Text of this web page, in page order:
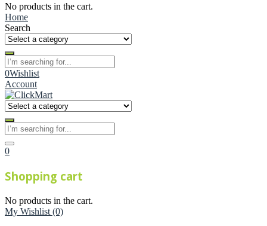
No products in the cart.
Home
Search
0Wishlist
Account
0
Shopping cart
No products in the cart.
My Wishlist (0)